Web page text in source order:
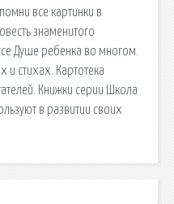
все картинки в
знаменитого
Душе ребенка во многом.
и стихах. Картотека
Книжки серии Школа
в развитии своих